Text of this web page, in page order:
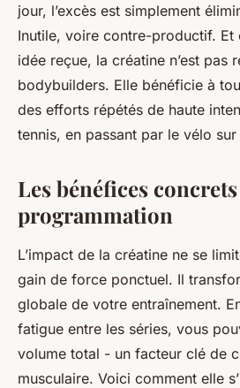
jour, l’excès est simplement
Inutile, voire contre-productif. Et
idée reçue, la créatine n’est pas
bodybuilders. Elle bénéficie à
des efforts répétés de haute
tennis, en passant par le vélo
Les bénéfices
programmation
L’impact de la créatine ne se
gain de force ponctuel. Il
globale de votre entraînement.
fatigue entre les séries, vous
volume total - un facteur clé de
musculaire. Voici comment elle